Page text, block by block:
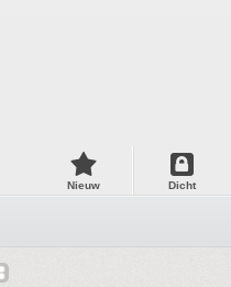
Nieuw Dicht